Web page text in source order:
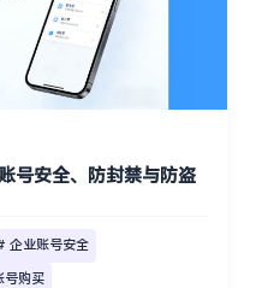
号安全、防封禁与防盗
企业账号安全
购买